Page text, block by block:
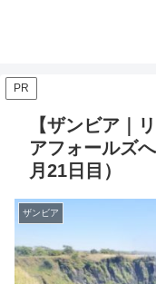
PR
【ザンビア｜
アフォールズ
月21日目）
ザンビア